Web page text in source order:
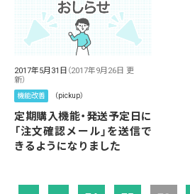
2017年5月31日 （2017年9月26日 更
新）
機能改善 （pickup）
定期購入機能・発送予定日に
「注文確認メール」を送信で
きるようになりました